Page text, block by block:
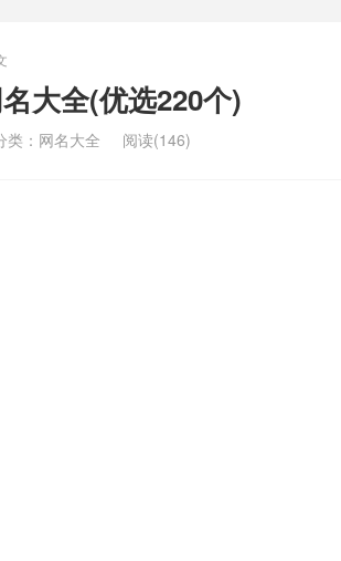
大全(优选220个)
类： 网名大全 阅读(146)